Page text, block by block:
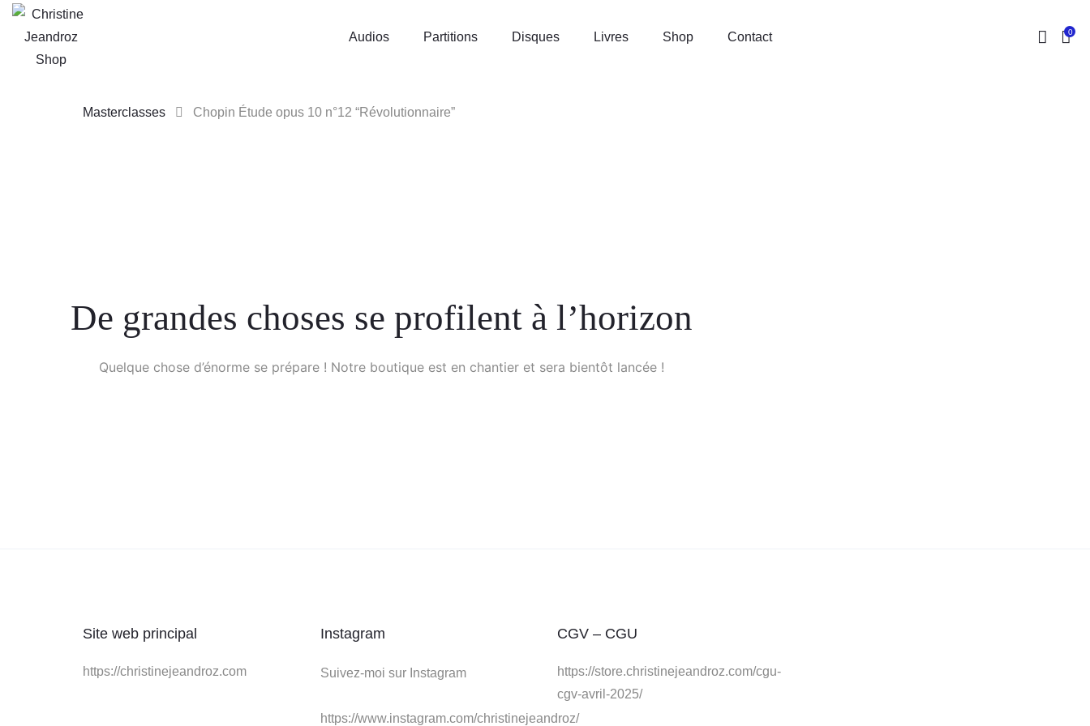
Audios Partitions Disques Livres Shop Contact 0
Masterclasses Chopin Étude opus 10 n°12 “Révolutionnaire”
De grandes choses se profilent à l’horizon
Quelque chose d’énorme se prépare ! Notre boutique est en chantier et sera bientôt lancée !
Site web principal
https://christinejeandroz.com
Instagram
Suivez-moi sur Instagram
https://www.instagram.com/christinejeandroz/
CGV – CGU
https://store.christinejeandroz.com/cgu-
cgv-avril-2025/